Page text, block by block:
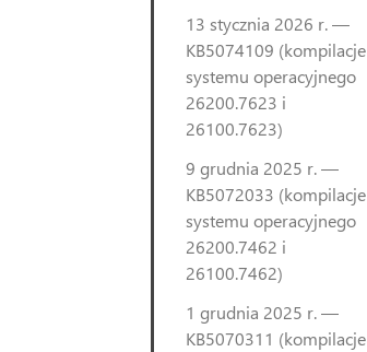
13 stycznia 2026 r. —
KB5074109 (kompilacje
systemu operacyjnego
26200.7623 i
26100.7623)
9 grudnia 2025 r. —
KB5072033 (kompilacje
systemu operacyjnego
26200.7462 i
26100.7462)
1 grudnia 2025 r. —
KB5070311 (kompilacje